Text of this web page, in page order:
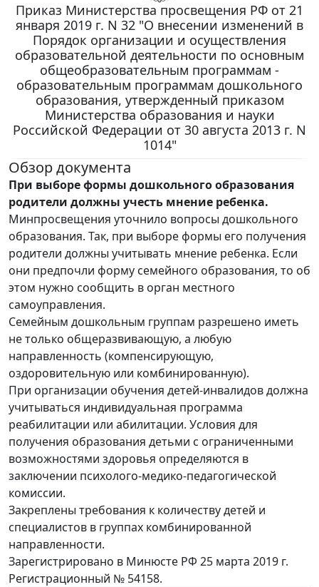
Приказ Министерства просвещения РФ от 21
января 2019 г. N 32 "О внесении изменений в
Порядок организации и осуществления
образовательной деятельности по основным
общеобразовательным программам -
образовательным программам дошкольного
образования, утвержденный приказом
Министерства образования и науки
Российской Федерации от 30 августа 2013 г. N
1014"
Обзор документа
При выборе формы дошкольного образования
родители должны учесть мнение ребенка.
Минпросвещения уточнило вопросы дошкольного
образования. Так, при выборе формы его получения
родители должны учитывать мнение ребенка. Если
они предпочли форму семейного образования, то об
этом нужно сообщить в орган местного
самоуправления.
Семейным дошкольным группам разрешено иметь
не только общеразвивающую, а любую
направленность (компенсирующую,
оздоровительную или комбинированную).
При организации обучения детей-инвалидов должна
учитываться индивидуальная программа
реабилитации или абилитации. Условия для
получения образования детьми с ограниченными
возможностями здоровья определяются в
заключении психолого-медико-педагогической
комиссии.
Закреплены требования к количеству детей и
специалистов в группах комбинированной
направленности.
Зарегистрировано в Минюсте РФ 25 марта 2019 г.
Регистрационный № 54158.